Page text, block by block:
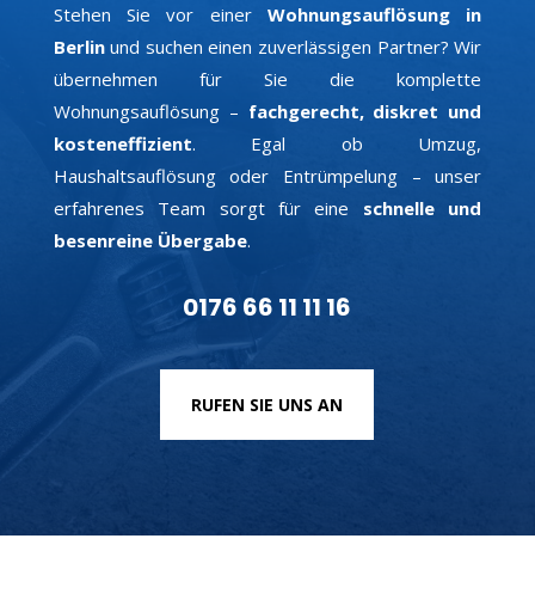
Stehen Sie vor einer Wohnungsauflösung in
Berlinund suchen einen zuverlässigen Partner? Wir
übernehmen für Sie die komplette
Wohnungsauflösung – fachgerecht, diskret und
kosteneffizient. Egal ob Umzug,
Haushaltsauflösung oder Entrümpelung – unser
erfahrenes Team sorgt für eine schnelle und
besenreine Übergabe.
0176 66 11 11 16
RUFEN SIE UNS AN